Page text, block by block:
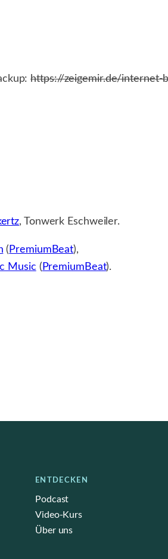
https://zeigemir.de/internet-
, Tonwerk Eschweiler.
( PremiumBeat),
Music ( PremiumBeat).
ENTDECKEN
Podcast
Video-Kurs
Über uns